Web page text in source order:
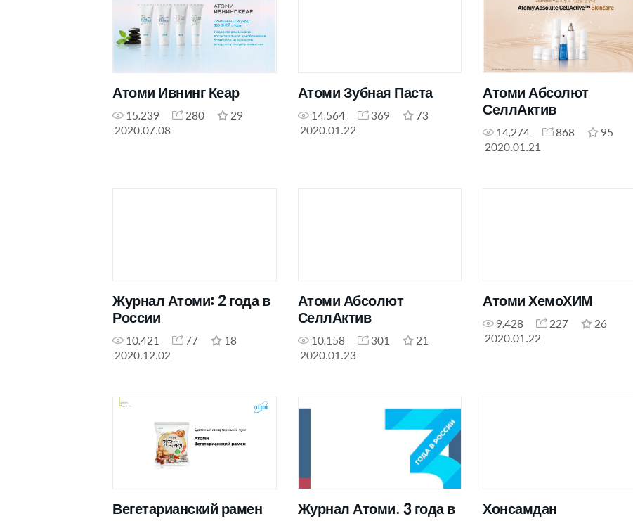
Атоми Ивнинг Кеар
15,239 280
29
2020.07.08
Атоми Зубная Паста
14,564 369
73
2020.01.22
Атоми Абсолют
СеллАктив
14,274 868
95
2020.01.21
Журнал Атоми: 2 года в
России
10,421 77
18
2020.12.02
Атоми Абсолют
СеллАктив
10,158 301
21
2020.01.23
Атоми ХемоХИМ
9,428 227
26
2020.01.22
Вегетарианский рамен Журнал Атоми. 3 года в Хонсамдан